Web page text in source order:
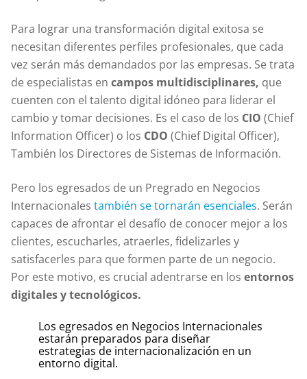
Para lograr una transformación digital exitosa se
necesitan diferentes perfiles profesionales, que cada
vez serán más demandados por las empresas. Se trata
de especialistas en campos multidisciplinares, que
cuenten con el talento digital idóneo para liderar el
cambio y tomar decisiones. Es el caso de los CIO (Chief
Information Officer) o los CDO (Chief Digital Officer),
También los Directores de Sistemas de Información.
Pero los egresados de un Pregrado en Negocios
Internacionales también se tornarán esenciales. Serán
capaces de afrontar el desafío de conocer mejor a los
clientes, escucharles, atraerles, fidelizarles y
satisfacerles para que formen parte de un negocio.
Por este motivo, es crucial adentrarse en los entornos
digitales y tecnológicos.
Los egresados en Negocios Internacionales
estarán preparados para diseñar
estrategias de internacionalización en un
entorno digital.